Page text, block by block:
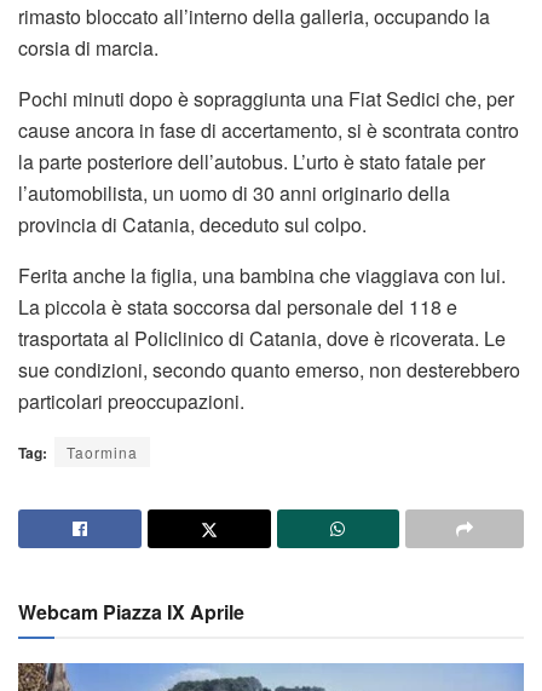
rimasto bloccato all’interno della galleria, occupando la
corsia di marcia.
Pochi minuti dopo è sopraggiunta una Fiat Sedici che, per
cause ancora in fase di accertamento, si è scontrata contro
la parte posteriore dell’autobus. L’urto è stato fatale per
l’automobilista, un uomo di 30 anni originario della
provincia di Catania, deceduto sul colpo.
Ferita anche la figlia, una bambina che viaggiava con lui.
La piccola è stata soccorsa dal personale del 118 e
trasportata al Policlinico di Catania, dove è ricoverata. Le
sue condizioni, secondo quanto emerso, non desterebbero
particolari preoccupazioni.
Tag: Taormina
Webcam Piazza IX Aprile